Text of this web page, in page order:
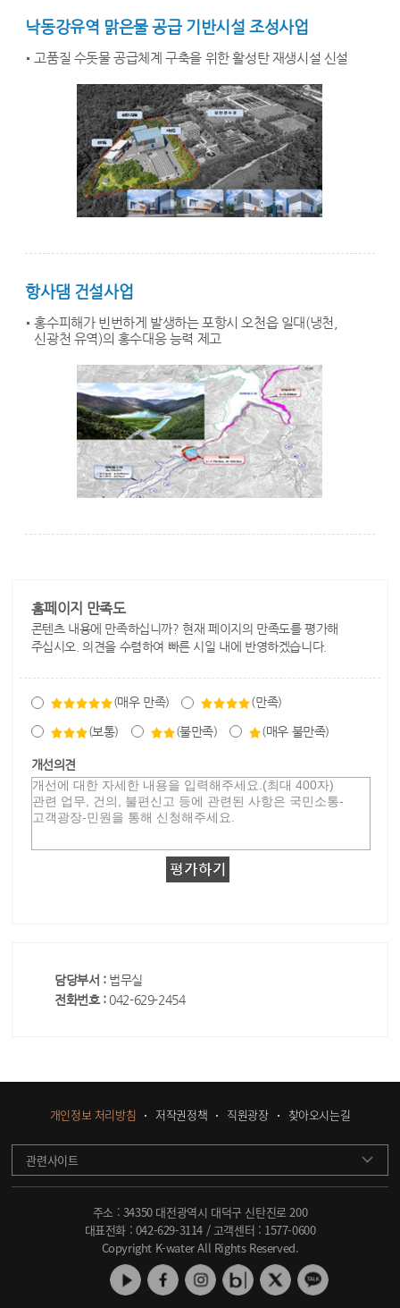
낙동강유역 맑은물 공급 기반시설 조성사업
고품질 수돗물 공급체계 구축을 위한 활성탄 재생시설 신설
항사댐 건설사업
홍수피해가 빈번하게 발생하는 포항시 오천읍 일대(냉천,
신광천 유역)의 홍수대응 능력 제고
홈페이지 만족도
콘텐츠 내용에 만족하십니까? 현재 페이지의 만족도를 평가해
주십시오. 의견을 수렴하여 빠른 시일 내에 반영하겠습니다.
(매우 만족) (만족)
(보통) (불만족) (매우 불만족)
개선의견
담당부서 : 법무실
전화번호 : 042-629-2454
개인정보 처리방침 저작권정책 직원광장 찾아오시는길
관련사이트
주소 : 34350 대전광역시 대덕구 신탄진로 200
대표전화 : 042-629-3114 / 고객센터 : 1577-0600
Copyright K-water All Rights Reserved.